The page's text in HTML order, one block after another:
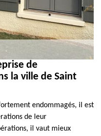
de
la ville de Saint
endommagés, il est
de leur
il vaut mieux